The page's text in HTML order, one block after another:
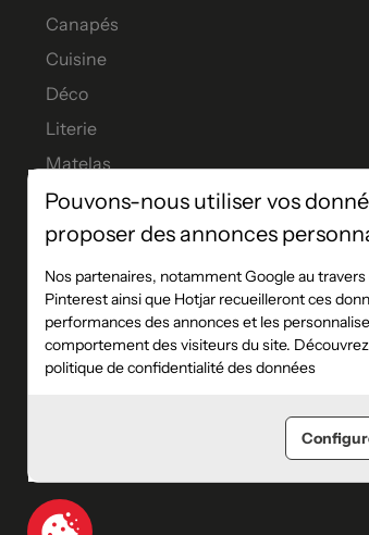
Canapés
Cuisine
Déco
Literie
Matelas
Meubles
Tables à manger
Pouvons-nous utiliser vos
proposer des annonces
Nos partenaires, notamment Google au
Pinterest ainsi que Hotjar recueilleront ces
performances des annonces et les
comportement des visiteurs du site.
politique de confidentialité des données